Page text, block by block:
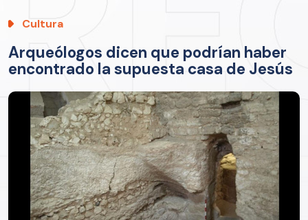
Cultura
Arqueólogos dicen que podrían haber
encontrado la supuesta casa de Jesús